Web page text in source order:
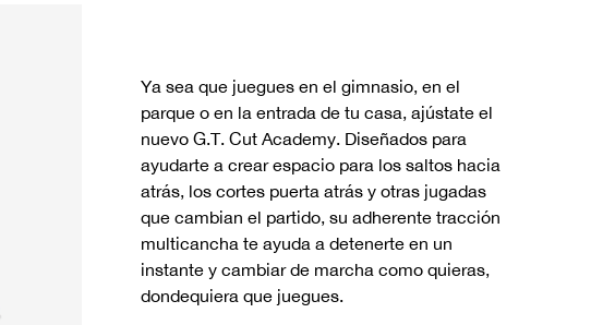
Ya sea que juegues en el gimnasio, en el
parque o en la entrada de tu casa, ajústate el
nuevo G.T. Cut Academy. Diseñados para
ayudarte a crear espacio para los saltos hacia
atrás, los cortes puerta atrás y otras jugadas
que cambian el partido, su adherente tracción
multicancha te ayuda a detenerte en un
instante y cambiar de marcha como quieras,
dondequiera que juegues.